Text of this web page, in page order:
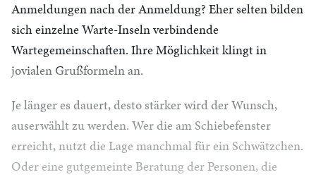
Anmeldungen nach der Anmeldung? Eher selten bilden
sich einzelne Warte-Inseln verbindende
Wartegemeinschaften. Ihre Möglichkeit klingt in
jovialen Grußformeln an.
Je länger es dauert, desto stärker wird der Wunsch,
auserwählt zu werden. Wer die am Schiebefenster
erreicht, nutzt die Lage manchmal für ein Schwätzchen.
Oder eine gutgemeinte Beratung der Personen, die